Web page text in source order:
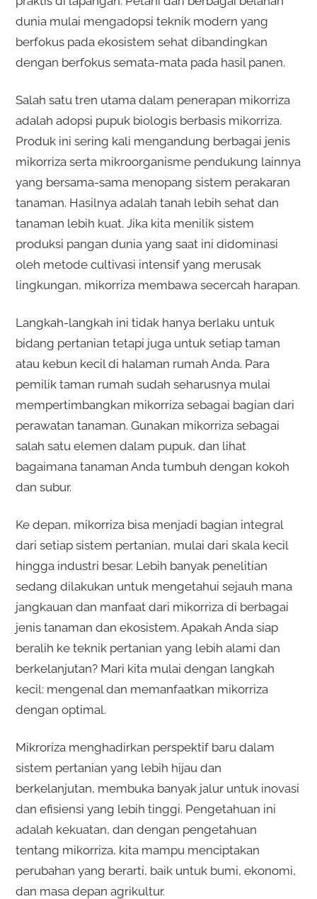
dunia mulai mengadopsi teknik modern yang
berfokus pada ekosistem sehat dibandingkan
dengan berfokus semata-mata pada hasil panen.
Salah satu tren utama dalam penerapan mikorriza
adalah adopsi pupuk biologis berbasis mikorriza.
Produk ini sering kali mengandung berbagai jenis
mikorriza serta mikroorganisme pendukung lainnya
yang bersama-sama menopang sistem perakaran
tanaman. Hasilnya adalah tanah lebih sehat dan
tanaman lebih kuat. Jika kita menilik sistem
produksi pangan dunia yang saat ini didominasi
oleh metode cultivasi intensif yang merusak
lingkungan, mikorriza membawa secercah harapan.
Langkah-langkah ini tidak hanya berlaku untuk
bidang pertanian tetapi juga untuk setiap taman
atau kebun kecil di halaman rumah Anda. Para
pemilik taman rumah sudah seharusnya mulai
mempertimbangkan mikorriza sebagai bagian dari
perawatan tanaman. Gunakan mikorriza sebagai
salah satu elemen dalam pupuk, dan lihat
bagaimana tanaman Anda tumbuh dengan kokoh
dan subur.
Ke depan, mikorriza bisa menjadi bagian integral
dari setiap sistem pertanian, mulai dari skala kecil
hingga industri besar. Lebih banyak penelitian
sedang dilakukan untuk mengetahui sejauh mana
jangkauan dan manfaat dari mikorriza di berbagai
jenis tanaman dan ekosistem. Apakah Anda siap
beralih ke teknik pertanian yang lebih alami dan
berkelanjutan? Mari kita mulai dengan langkah
kecil: mengenal dan memanfaatkan mikorriza
dengan optimal.
Mikroriza menghadirkan perspektif baru dalam
sistem pertanian yang lebih hijau dan
berkelanjutan, membuka banyak jalur untuk inovasi
dan efisiensi yang lebih tinggi. Pengetahuan ini
adalah kekuatan, dan dengan pengetahuan
tentang mikorriza, kita mampu menciptakan
perubahan yang berarti, baik untuk bumi, ekonomi,
dan masa depan agrikultur.